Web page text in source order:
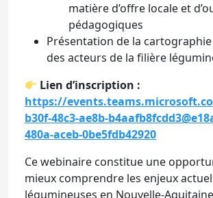
matière d’offre locale et
pédagogiques
Présentation de la
des acteurs de la filière
Lien d’inscription :
https://
b30f-48c3-ae8b-
480a-aceb-0be5fdb42920
Ce webinaire constitue une
mieux comprendre les enjeux
légumineuses en Nouvelle-